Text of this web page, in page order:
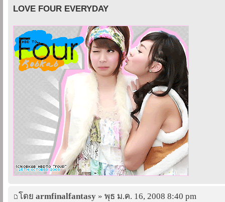
LOVE FOUR EVERYDAY
โดย armfinalfantasy » พุธ ม.ค. 16, 2008 8:40 pm